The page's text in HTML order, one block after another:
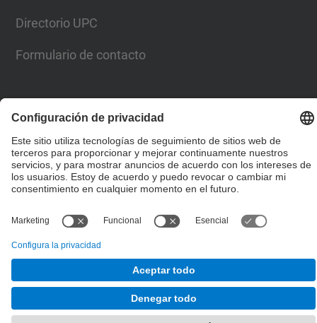
Directorio UPC
Formulario de contacto
Lista Redes Sociales
Desarrollado con
Mapa del Sitio
Configuración de privacidad